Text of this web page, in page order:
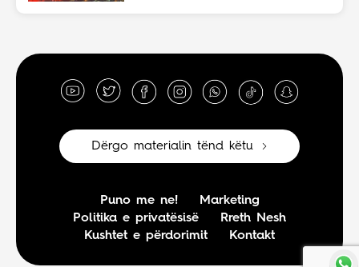
Dërgo materialin tënd këtu
Puno me ne!
Marketing
Politika e privatësisë
Rreth Nesh
Kushtet e përdorimit
Kontakt